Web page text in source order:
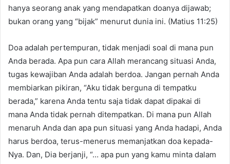
hanya seorang anak yang mendapatkan doanya dijawab;
bukan orang yang “bijak” menurut dunia ini. (Matius 11:25)
Doa adalah pertempuran, tidak menjadi soal di mana pun
Anda berada. Apa pun cara Allah merancang situasi Anda,
tugas kewajiban Anda adalah berdoa. Jangan pernah Anda
membiarkan pikiran, “Aku tidak berguna di tempatku
berada,” karena Anda tentu saja tidak dapat dipakai di
mana Anda tidak pernah ditempatkan. Di mana pun Allah
menaruh Anda dan apa pun situasi yang Anda hadapi, Anda
harus berdoa, terus-menerus memanjatkan doa kepada-
Nya. Dan, Dia berjanji, “… apa pun yang kamu minta dalam